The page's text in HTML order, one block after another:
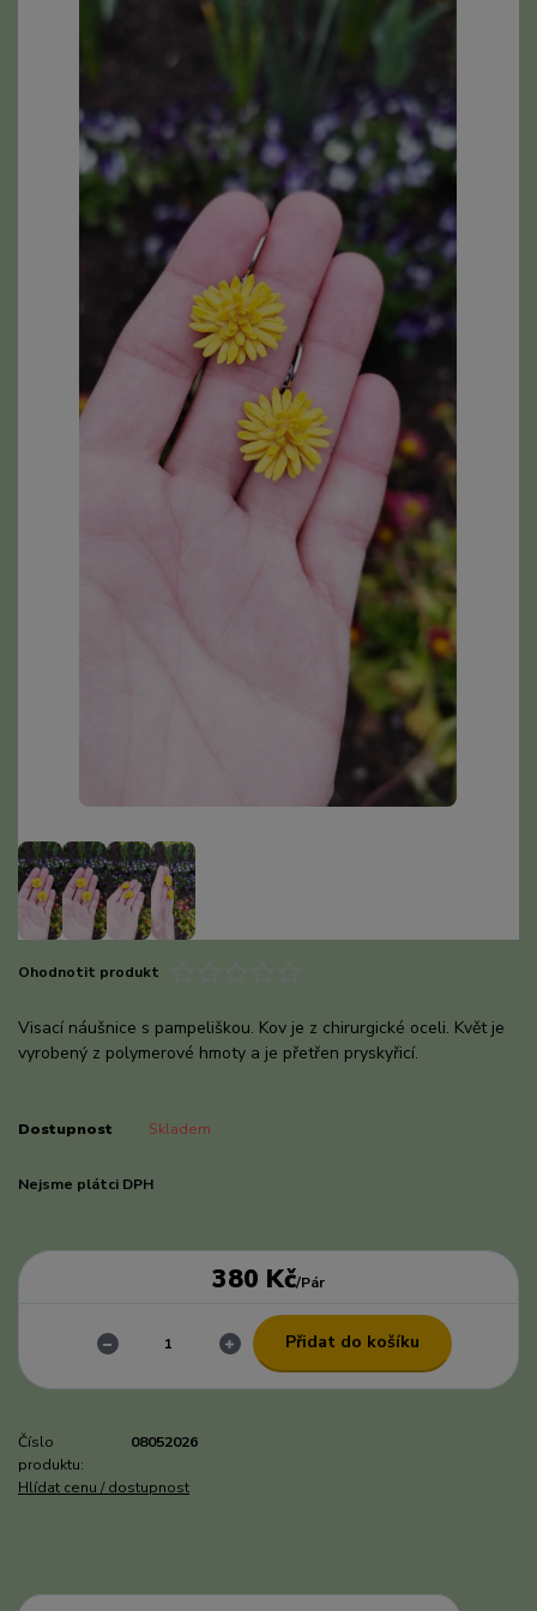
Ohodnotit produkt
Visací náušnice s pampeliškou. Kov je z chirurgické oceli. Květ je
vyrobený z polymerové hmoty a je přetřen pryskyřicí.
Dostupnost Skladem
Nejsme plátci DPH
380 Kč/Pár
Přidat do košíku
Číslo
produktu:
08052026
Hlídat cenu / dostupnost